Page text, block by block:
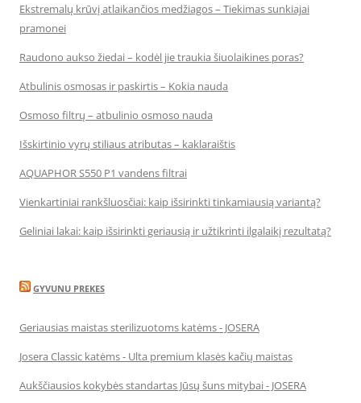
Ekstremalų krūvį atlaikančios medžiagos – Tiekimas sunkiajai
pramonei
Raudono aukso žiedai – kodėl jie traukia šiuolaikines poras?
Atbulinis osmosas ir paskirtis – Kokia nauda
Osmoso filtrų – atbulinio osmoso nauda
Išskirtinio vyrų stiliaus atributas – kaklaraištis
AQUAPHOR S550 P1 vandens filtrai
Vienkartiniai rankšluosčiai: kaip išsirinkti tinkamiausią variantą?
Geliniai lakai: kaip išsirinkti geriausią ir užtikrinti ilgalaikį rezultatą?
GYVUNU PREKES
Geriausias maistas sterilizuotoms katėms - JOSERA
Josera Classic katėms - Ulta premium klasės kačių maistas
Aukščiausios kokybės standartas Jūsų šuns mitybai - JOSERA